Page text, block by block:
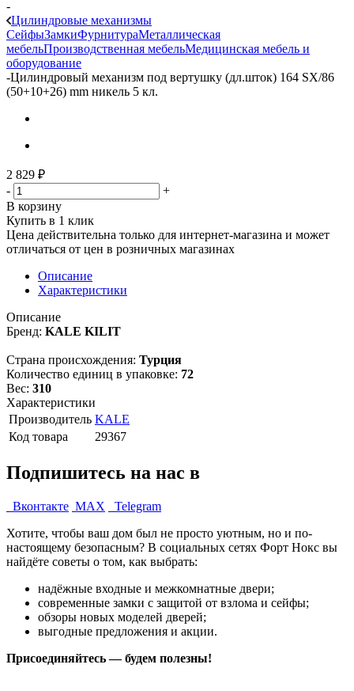
-
Цилиндровые механизмы
СейфыЗамкиФурнитураМеталлическая
мебельПроизводственная мебельМедицинская мебель и
оборудование
-Цилиндровый механизм под вертушку (дл.шток) 164 SX/86
(50+10+26) mm никель 5 кл.
2 829 ₽
-
+
В корзину
Купить в 1 клик
Цена действительна только для интернет-магазина и может
отличаться от цен в розничных магазинах
Описание
Характеристики
Описание
Бренд: KALE KILIT
Страна происхождения: Турция
Количество единиц в упаковке: 72
Вес: 310
Характеристики
Производитель KALE
Код товара
29367
Подпишитесь на нас в
Вконтакте MAX
Telegram
Хотите, чтобы ваш дом был не просто уютным, но и по-
настоящему безопасным? В социальных сетях Форт Нокс вы
найдёте советы о том, как выбрать:
надёжные входные и межкомнатные двери;
современные замки с защитой от взлома и сейфы;
обзоры новых моделей дверей;
выгодные предложения и акции.
Присоединяйтесь — будем полезны!